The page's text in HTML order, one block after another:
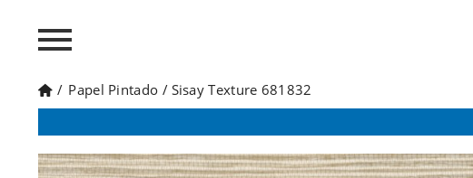
/ Papel Pintado / Sisay Texture 681832